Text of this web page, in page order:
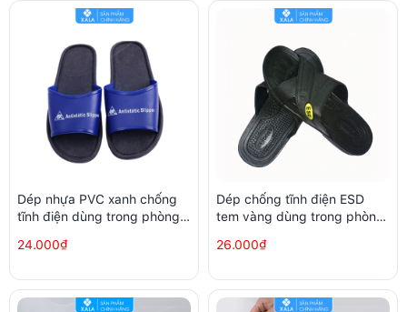
Dép nhựa PVC xanh chống
tĩnh điện dùng trong phòng
24.000₫
Dép chống tĩnh điện ESD
tem vàng dùng trong phòng
26.000₫